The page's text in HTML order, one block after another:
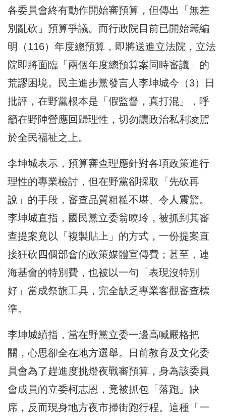
各委員會終有動作開始審預算，但傳出「無差
別亂砍」預算爭議。而行政院目前已開始籌編
明（116）年度總預算，即將送進立法院，立法
院即將面臨「兩個年度總預算案同時審議」的
荒謬困境。民主進步黨發言人李坤城今（3）日
批評，在野黨根本是「假監督，真打混」，呼
籲在野陣營應回歸理性，切勿讓政治私利凌駕
於全民福祉之上。
李坤城表示，預算審查理應針對各項政策進行
理性的專業檢討，但在野黨卻採取「先砍再
說」的手段，審查品質粗糙不堪、令人震驚。
李坤城直指，國民黨立委翁曉玲，被抓到其審
查提案竟以「複製貼上」的方式，一份提案直
接狂砍四個部會的政策媒體宣傳費；甚至，連
海基會的特別費，也被以一句「表現沒特別
好」當成祭旗工具，完全缺乏專業客觀審查標
準。
李坤城續指，當在野黨立委一邊高喊嚴格把
關，心思卻全在地方選舉。日前教育及文化委
員會為了趕進度挑燈夜戰審預算，身為該委員
會成員的立委柯志恩，竟被抓包「落跑」缺
席，反而現身地方夜市掃街跑行程。這種「一